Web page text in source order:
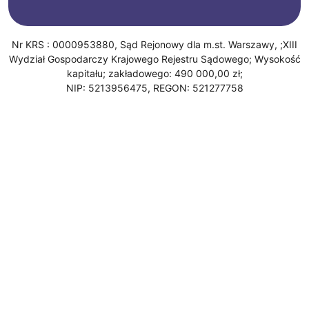
Nr KRS : 0000953880, Sąd Rejonowy dla m.st. Warszawy, ;XIII
Wydział Gospodarczy Krajowego Rejestru Sądowego; Wysokość
kapitału; zakładowego: 490 000,00 zł;
NIP: 5213956475, REGON: 521277758